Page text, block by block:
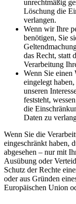
unrechtmäßig
Löschung die
verlangen.
Wenn wir Ihre
benötigen, Sie
das Recht, statt
Verarbeitung
Wenn Sie
eingelegt
unseren
feststeht,
die
Daten zu
Wenn Sie die
eingeschränkt haben,
abgesehen – nur mit
Ausübung oder
Schutz der Rechte
oder aus Gründen
Europäischen Union